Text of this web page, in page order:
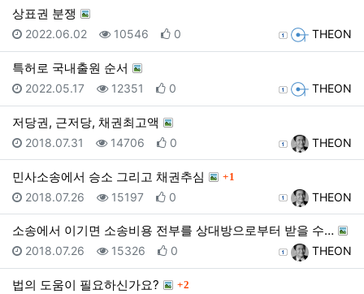
상표권 분쟁
등록자 THEON
등록일
2022.06.02 조회
10546 추천
0
특허로 국내출원 순서
등록자 THEON
등록일
2022.05.17 조회
12351 추천
0
저당권, 근저당, 채권최고액
등록자 THEON
등록일
2018.07.31 조회
14706 추천
0
민사소송에서 승소 그리고 채권추심 댓글
1
등록자 THEON
등록일
2018.07.26 조회
15197 추천
0
소송에서 이기면 소송비용 전부를 상대방으로부터 받을 수…
등록자 THEON
등록일
2018.07.26 조회
15326 추천
0
법의 도움이 필요하신가요? 댓글
2